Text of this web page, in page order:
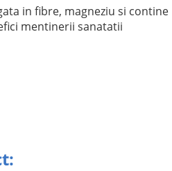
in fibre, magneziu si contine
mentinerii sanatatii